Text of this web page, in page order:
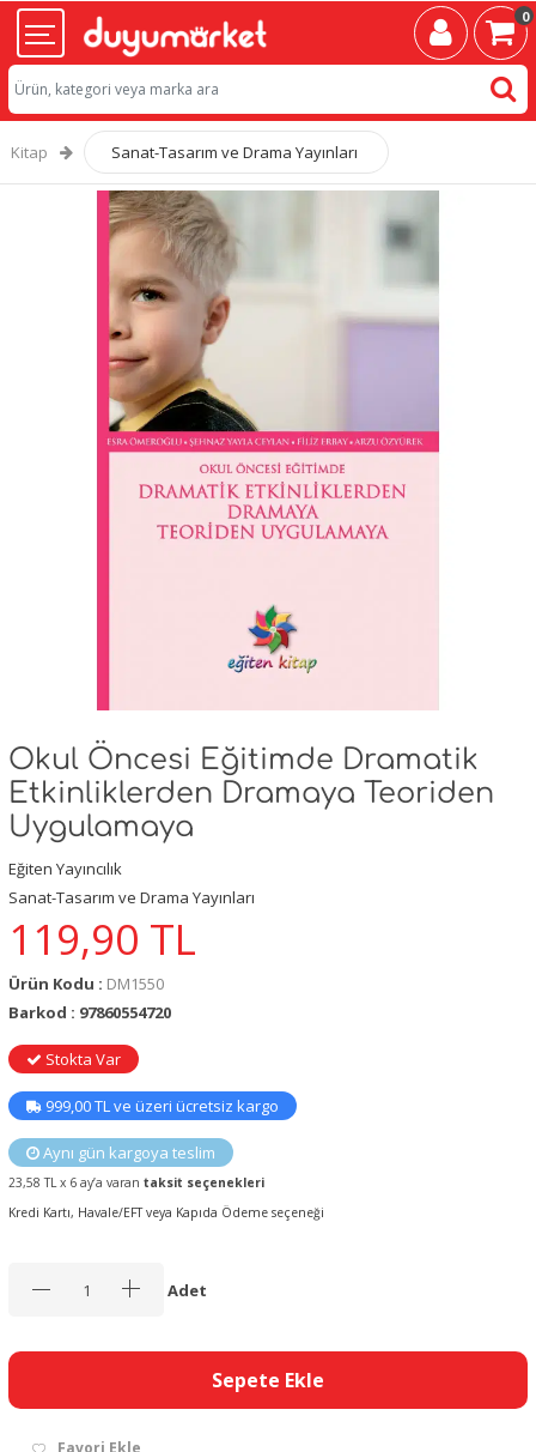
0
Kitap Sanat-Tasarım ve Drama Yayınları
Okul Öncesi Eğitimde Dramatik
Etkinliklerden Dramaya Teoriden
Uygulamaya
Eğiten Yayıncılık
Sanat-Tasarım ve Drama Yayınları
119,90 TL
Ürün Kodu : DM1550
Barkod : 97860554720
Stokta Var
999,00 TL ve üzeri ücretsiz kargo
Aynı gün kargoya teslim
23,58 TL x 6 ay’a varan taksit seçenekleri
Kredi Kartı, Havale/EFT veya Kapıda Ödeme seçeneği
Adet
Sepete Ekle
Favori Ekle